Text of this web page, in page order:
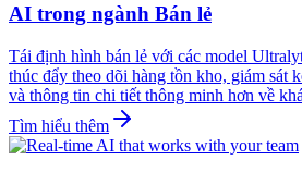
AI trong ngành Bán lẻ
Tái định hình bán lẻ với các model
thúc đẩy theo dõi hàng tồn kho, giám sát
và thông tin chi tiết thông minh hơn về
Tìm hiểu thêm